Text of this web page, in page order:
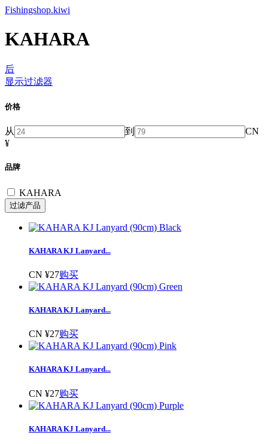
Fishingshop.kiwi
KAHARA
后
显示过滤器
价格
从 到
CN
¥
品牌
KAHARA
KAHARA KJ Lanyard...
CN ¥27购买
KAHARA KJ Lanyard...
CN ¥27购买
KAHARA KJ Lanyard...
CN ¥27购买
KAHARA KJ Lanyard...